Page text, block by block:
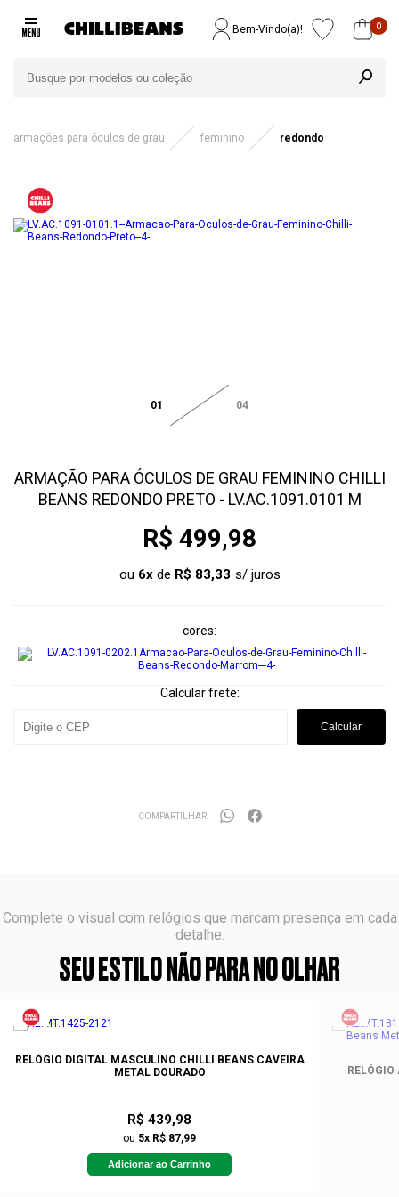
Bem-Vindo(a)! 0
armações para óculos de grau feminino redondo
01 04
ARMAÇÃO PARA ÓCULOS DE GRAU FEMININO CHILLI
BEANS REDONDO PRETO - LV.AC.1091.0101 M
R$ 499,98
ou 6xde R$ 83,33
cores
Calcular frete:
Calcular
COMPARTILHAR
Complete o visual com relógios que marcam presença em cada
detalhe.
SEU ESTILO NÃO PARA NO OLHAR
RELÓGIO DIGITAL MASCULINO CHILLI BEANS CAVEIRA
METAL DOURADO
R$ 439,98
ou 5x R$ 87,99
Adicionar ao Carrinho